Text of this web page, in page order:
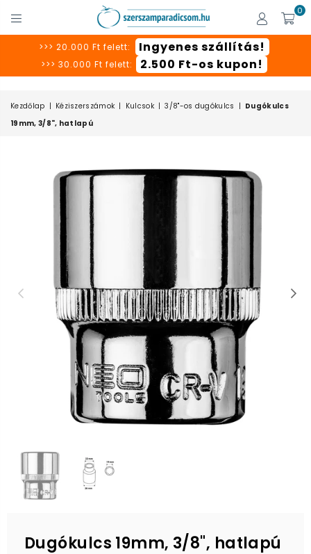
SZERSZÁMPARADICSOM
0
>>> 20.000 Ft felett: Ingyenes szállítás!
>>> 30.000 Ft felett: 2.500 Ft-os kupon!
Kezdőlap | Kéziszerszámok | Kulcsok | 3/8"-os dugókulcs | Dugókulcs
19mm, 3/8", hatlapú
Dugókulcs 19mm, 3/8", hatlapú